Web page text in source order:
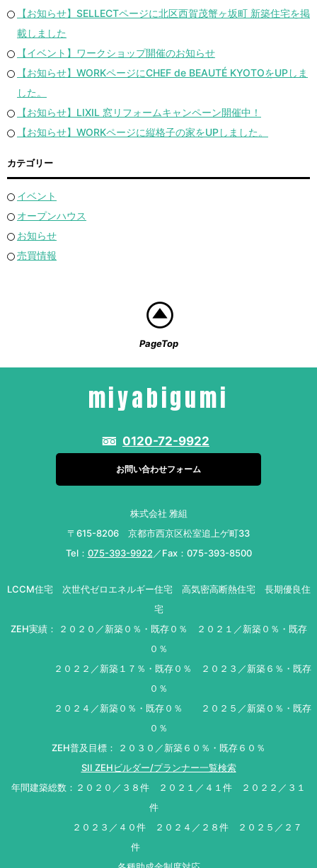
【お知らせ】SELLECTページに北区西賀茂蟹ヶ坂町 新築住宅を掲
載しました
【イベント】ワークショップ開催のお知らせ
【お知らせ】WORKページにCHEF de BEAUTÉ KYOTOをUPしま
した。
【お知らせ】LIXIL 窓リフォームキャンペーン開催中！
【お知らせ】WORKページに縦格子の家をUPしました。
カテゴリー
イベント
オープンハウス
お知らせ
売買情報
PageTop
miyabigumi
0120-72-9922
お問い合わせフォーム
株式会社 雅組
〒615-8206 京都市西京区松室追上ゲ町33
Tel： 075-393-9922 ／Fax：075-393-8500
LCCM住宅 次世代ゼロエネルギー住宅 高気密高断熱住宅 長期優良住
宅
ZEH実績： ２０２０／新築０％・既存０％ ２０２１／新築０％・既存
０％
２０２２／新築１７％・既存０％ ２０２３／新築６％・既存
０％
２０２４／新築０％・既存０％ ２０２５／新築０％・既存
０％
ZEH普及目標： ２０３０／新築６０％・既存６０％
SII ZEHビルダー/プランナー一覧検索
年間建築総数：２０２０／３８件 ２０２１／４１件 ２０２２／３１
件
２０２３／４０件 ２０２４／２８件 ２０２５／２７
件